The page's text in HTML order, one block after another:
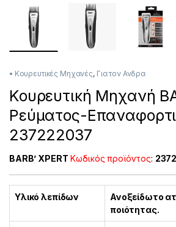
• Κουρευτικές Μηχανές, Για τον Ανδρα
Κουρευτική Μηχανή
Ρεύματος-
237222037
BARB’ XPERT Κωδικός προϊόντος:
Υλικό λεπίδων
Ανοξείδωτο
ποιότητας.